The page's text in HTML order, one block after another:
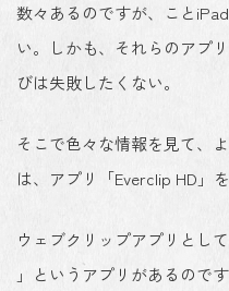
数々あるのですが、こと
い。しかも、それらのアプ
びは失敗したくない。
そこで色々な情報を見て、
は、アプリ「Everclip HD」
ウェブクリップアプリとし
」というアプリがあるので